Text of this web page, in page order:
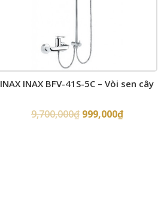
INAX INAX BFV-41S-5C – Vòi sen cây
9,700,000₫ 999,000₫